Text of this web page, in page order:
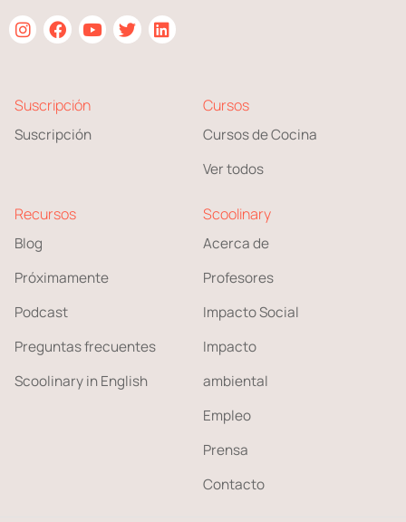
Suscripción
Suscripción
Cursos
Cursos de Cocina
Ver todos
Recursos
Blog
Próximamente
Podcast
Preguntas frecuentes
Scoolinary in English
Scoolinary
Acerca de
Profesores
Impacto Social
Impacto
ambiental
Empleo
Prensa
Contacto